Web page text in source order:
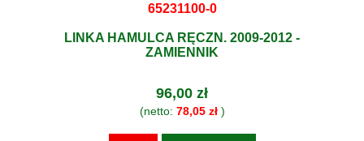
65231100-0
LINKA HAMULCA RĘCZN. 2009-2012 -
ZAMIENNIK
96,00 zł
(netto: 78,05 zł)